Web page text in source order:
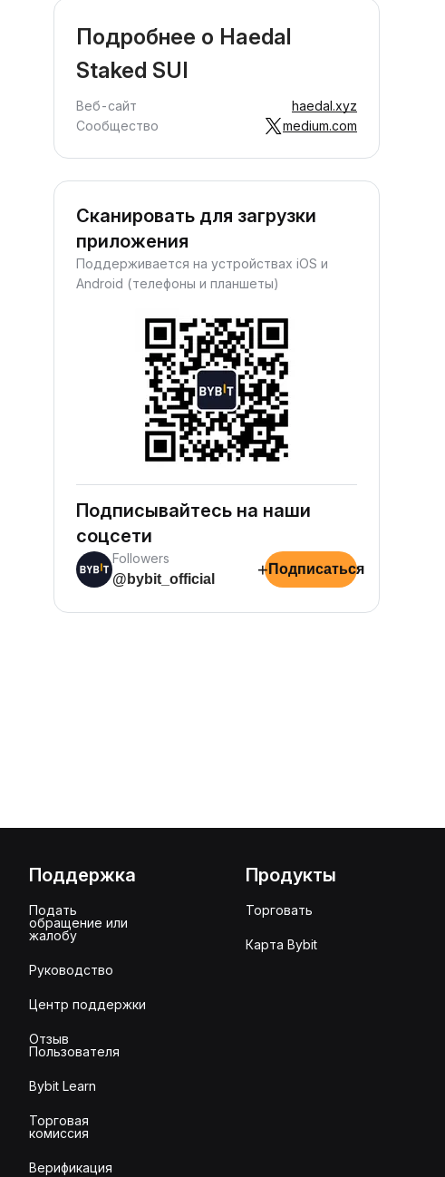
Подробнее о Haedal
Staked SUI
Веб-сайт
haedal.xyz
Сообщество
medium.com
Сканировать для загрузки
приложения
Поддерживается на устройствах iOS и
Android (телефоны и планшеты)
Подписывайтесь на наши
соцсети
Followers
@bybit_official
+ Подписаться
Поддержка
Подать
обращение или
жалобу
Руководство
Центр поддержки
Отзыв
Пользователя
Bybit Learn
Торговая
комиссия
Верификация
Продукты
Торговать
Карта Bybit